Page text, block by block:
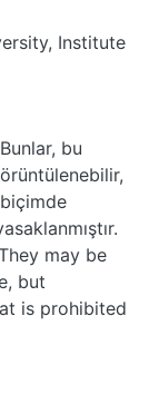
Institute
bu
may be
but
is prohibited